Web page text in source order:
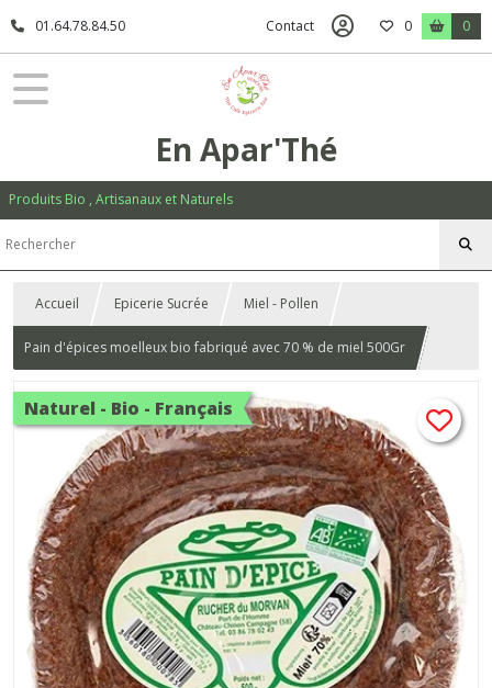
01.64.78.84.50 Contact 0 0
En Apar'Thé
Produits Bio , Artisanaux et Naturels
Accueil Epicerie Sucrée Miel - Pollen
Pain d'épices moelleux bio fabriqué avec 70 % de miel 500Gr
Naturel - Bio - Français